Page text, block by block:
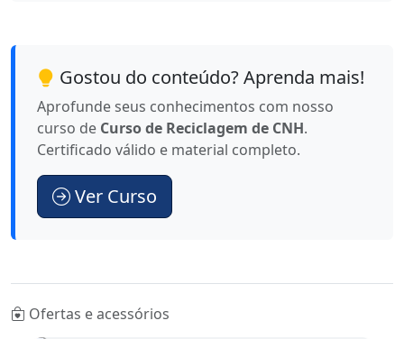
Gostou do conteúdo? Aprenda mais!
Aprofunde seus conhecimentos com nosso
curso de Curso de Reciclagem de CNH.
Certificado válido e material completo.
Ver Curso
Ofertas e acessórios